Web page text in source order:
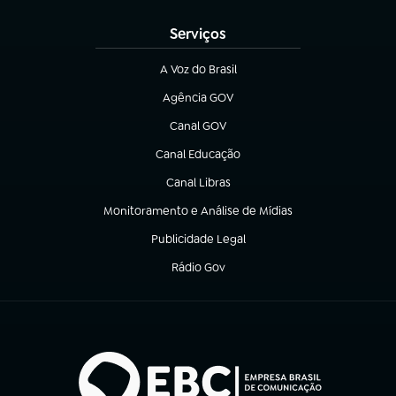
Serviços
A Voz do Brasil
(abre em nova aba)
Agência GOV
(abre em nova aba)
Canal GOV
(abre em nova aba)
Canal Educação
(abre em nova aba)
Canal Libras
(abre em nova aba)
Monitoramento e Análise de Mídias
(abre em nova aba)
Publicidade Legal
(abre em nova aba)
Rádio Gov
(abre em nova aba)